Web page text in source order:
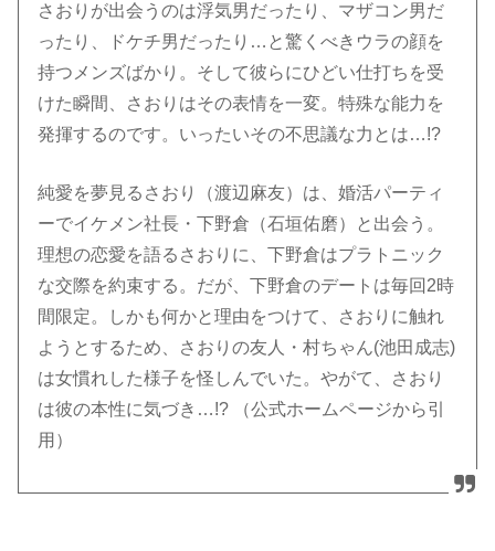
さおりが出会うのは浮気男だったり、マザコン男だ
ったり、ドケチ男だったり…と驚くべきウラの顔を
持つメンズばかり。そして彼らにひどい仕打ちを受
けた瞬間、さおりはその表情を一変。特殊な能力を
発揮するのです。いったいその不思議な力とは…!?
純愛を夢見るさおり（渡辺麻友）は、婚活パーティ
ーでイケメン社長・下野倉（石垣佑磨）と出会う。
理想の恋愛を語るさおりに、下野倉はプラトニック
な交際を約束する。 だが、下野倉のデートは毎回2時
間限定。しかも何かと理由をつけて、さおりに触れ
ようとするため、さおりの友人・村ちゃん(池田成志)
は女慣れした様子を怪しんでいた。やがて、さおり
は彼の本性に気づき…!? （公式ホームページから引
用）